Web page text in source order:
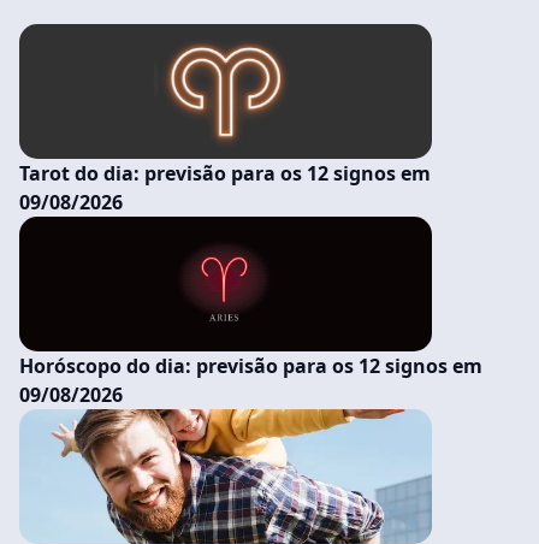
Tarot do dia: previsão para os 12 signos em
09/08/2026
Horóscopo do dia: previsão para os 12 signos em
09/08/2026